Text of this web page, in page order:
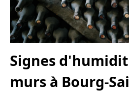
Signes
murs à Bourg-